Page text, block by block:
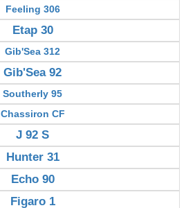
Feeling 306
Etap 30
Gib'Sea 312
Gib'Sea 92
Southerly 95
Chassiron CF
J 92 S
Hunter 31
Echo 90
Figaro 1